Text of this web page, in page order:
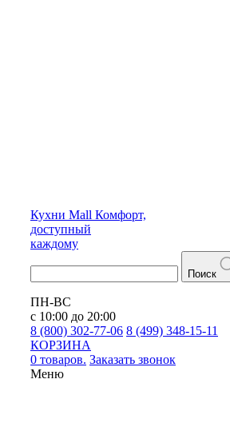
Кухни Mall Комфорт,
доступный
каждому
Поиск
ПН-ВС
с 10:00 до 20:00
8 (800) 302-77-06 8 (499) 348-15-11
КОРЗИНА
0 товаров. Заказать звонок
Меню